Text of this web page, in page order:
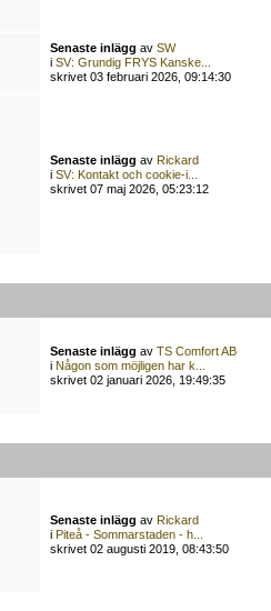
Senaste inlägg avSW
iSV: Grundig FRYS Kanske...
skrivet 03 februari 2026, 09:14:30
Senaste inlägg avRickard
iSV: Kontakt och cookie-i...
skrivet 07 maj 2026, 05:23:12
Senaste inlägg avTS Comfort AB
iNågon som möjligen har k...
skrivet 02 januari 2026, 19:49:35
Senaste inlägg avRickard
iPiteå - Sommarstaden - h...
skrivet 02 augusti 2019, 08:43:50